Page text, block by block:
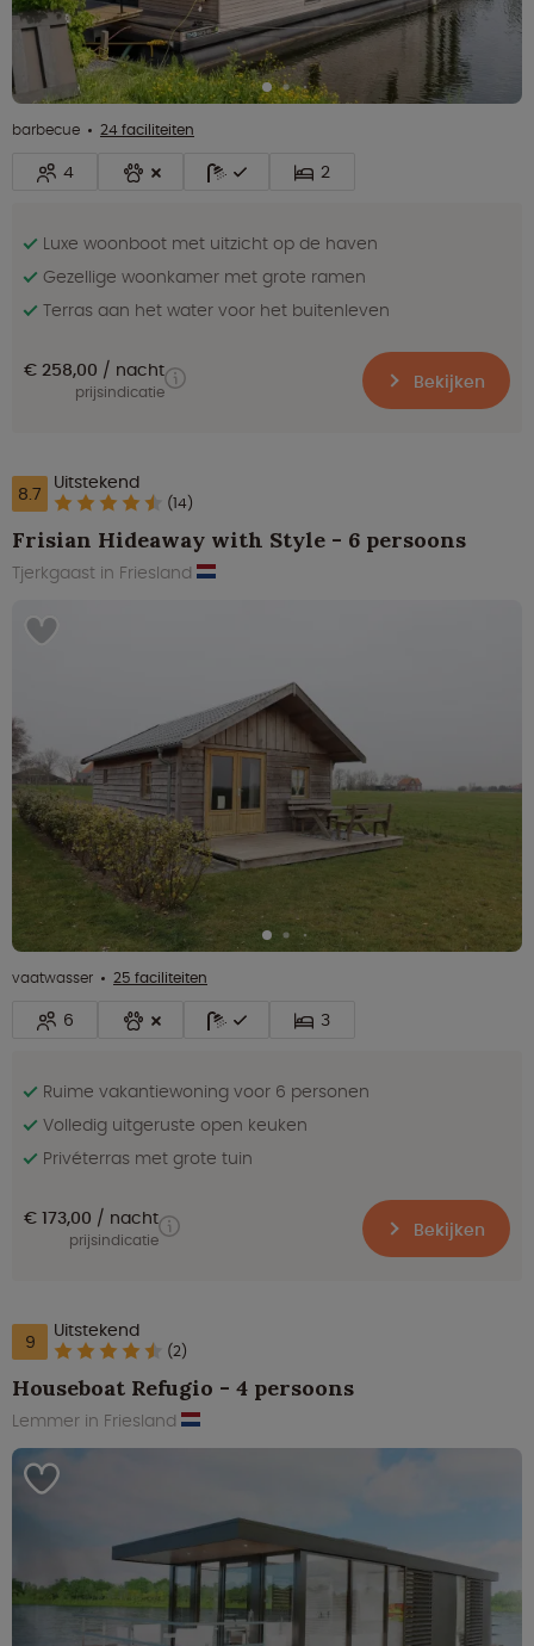
barbecue 24 faciliteiten
4 2
Luxe woonboot met uitzicht op de haven
Gezellige woonkamer met grote ramen
Terras aan het water voor het buitenleven
€ 258,00 nacht
prijsindicatie Bekijken
8.7 Uitstekend
(14)
Frisian Hideaway with Style - 6 persoons
Tjerkgaast in Friesland
vaatwasser 25 faciliteiten
6 3
Ruime vakantiewoning voor 6 personen
Volledig uitgeruste open keuken
Privéterras met grote tuin
€ 173,00 nacht
prijsindicatie Bekijken
9 Uitstekend
(2)
Houseboat Refugio - 4 persoons
Lemmer in Friesland